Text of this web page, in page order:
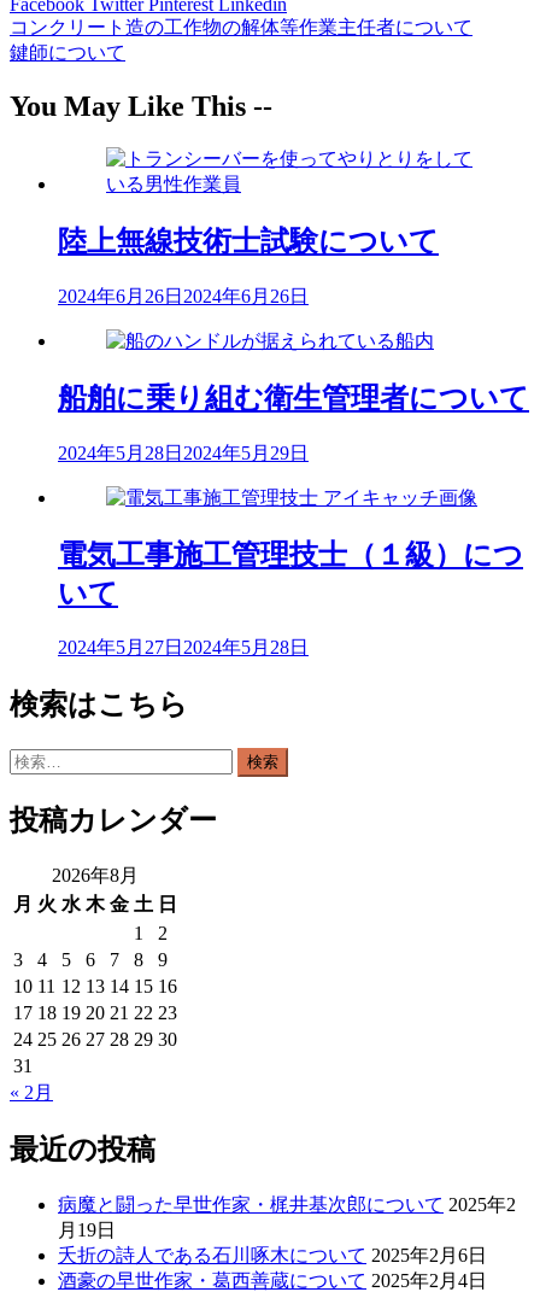
Facebook Twitter Pinterest Linkedin
投
ナ
コンクリート造の工作物の解体等作業主任者について
鍵師について
You May Like This --
陸上無線技術士試験について
2024年6月26日 2024年6月26日
船舶に乗り組む衛生管理者について
2024年5月28日 2024年5月29日
電気工事施工管理技士（１級）につ
いて
2024年5月27日 2024年5月28日
検索はこちら
検
投稿カレンダー
2026年8月
月 火 水 木 金 土 日
1
2
3
4 5 6 7 8
9
10 11 12 13 14 15 16
17 18 19 20 21 22 23
24 25 26 27 28 29 30
31
« 2月
最近の投稿
病魔と闘った早世作家・梶井基次郎について 2025年2
月19日
夭折の詩人である石川啄木について 2025年2月6日
酒豪の早世作家・葛西善蔵について 2025年2月4日